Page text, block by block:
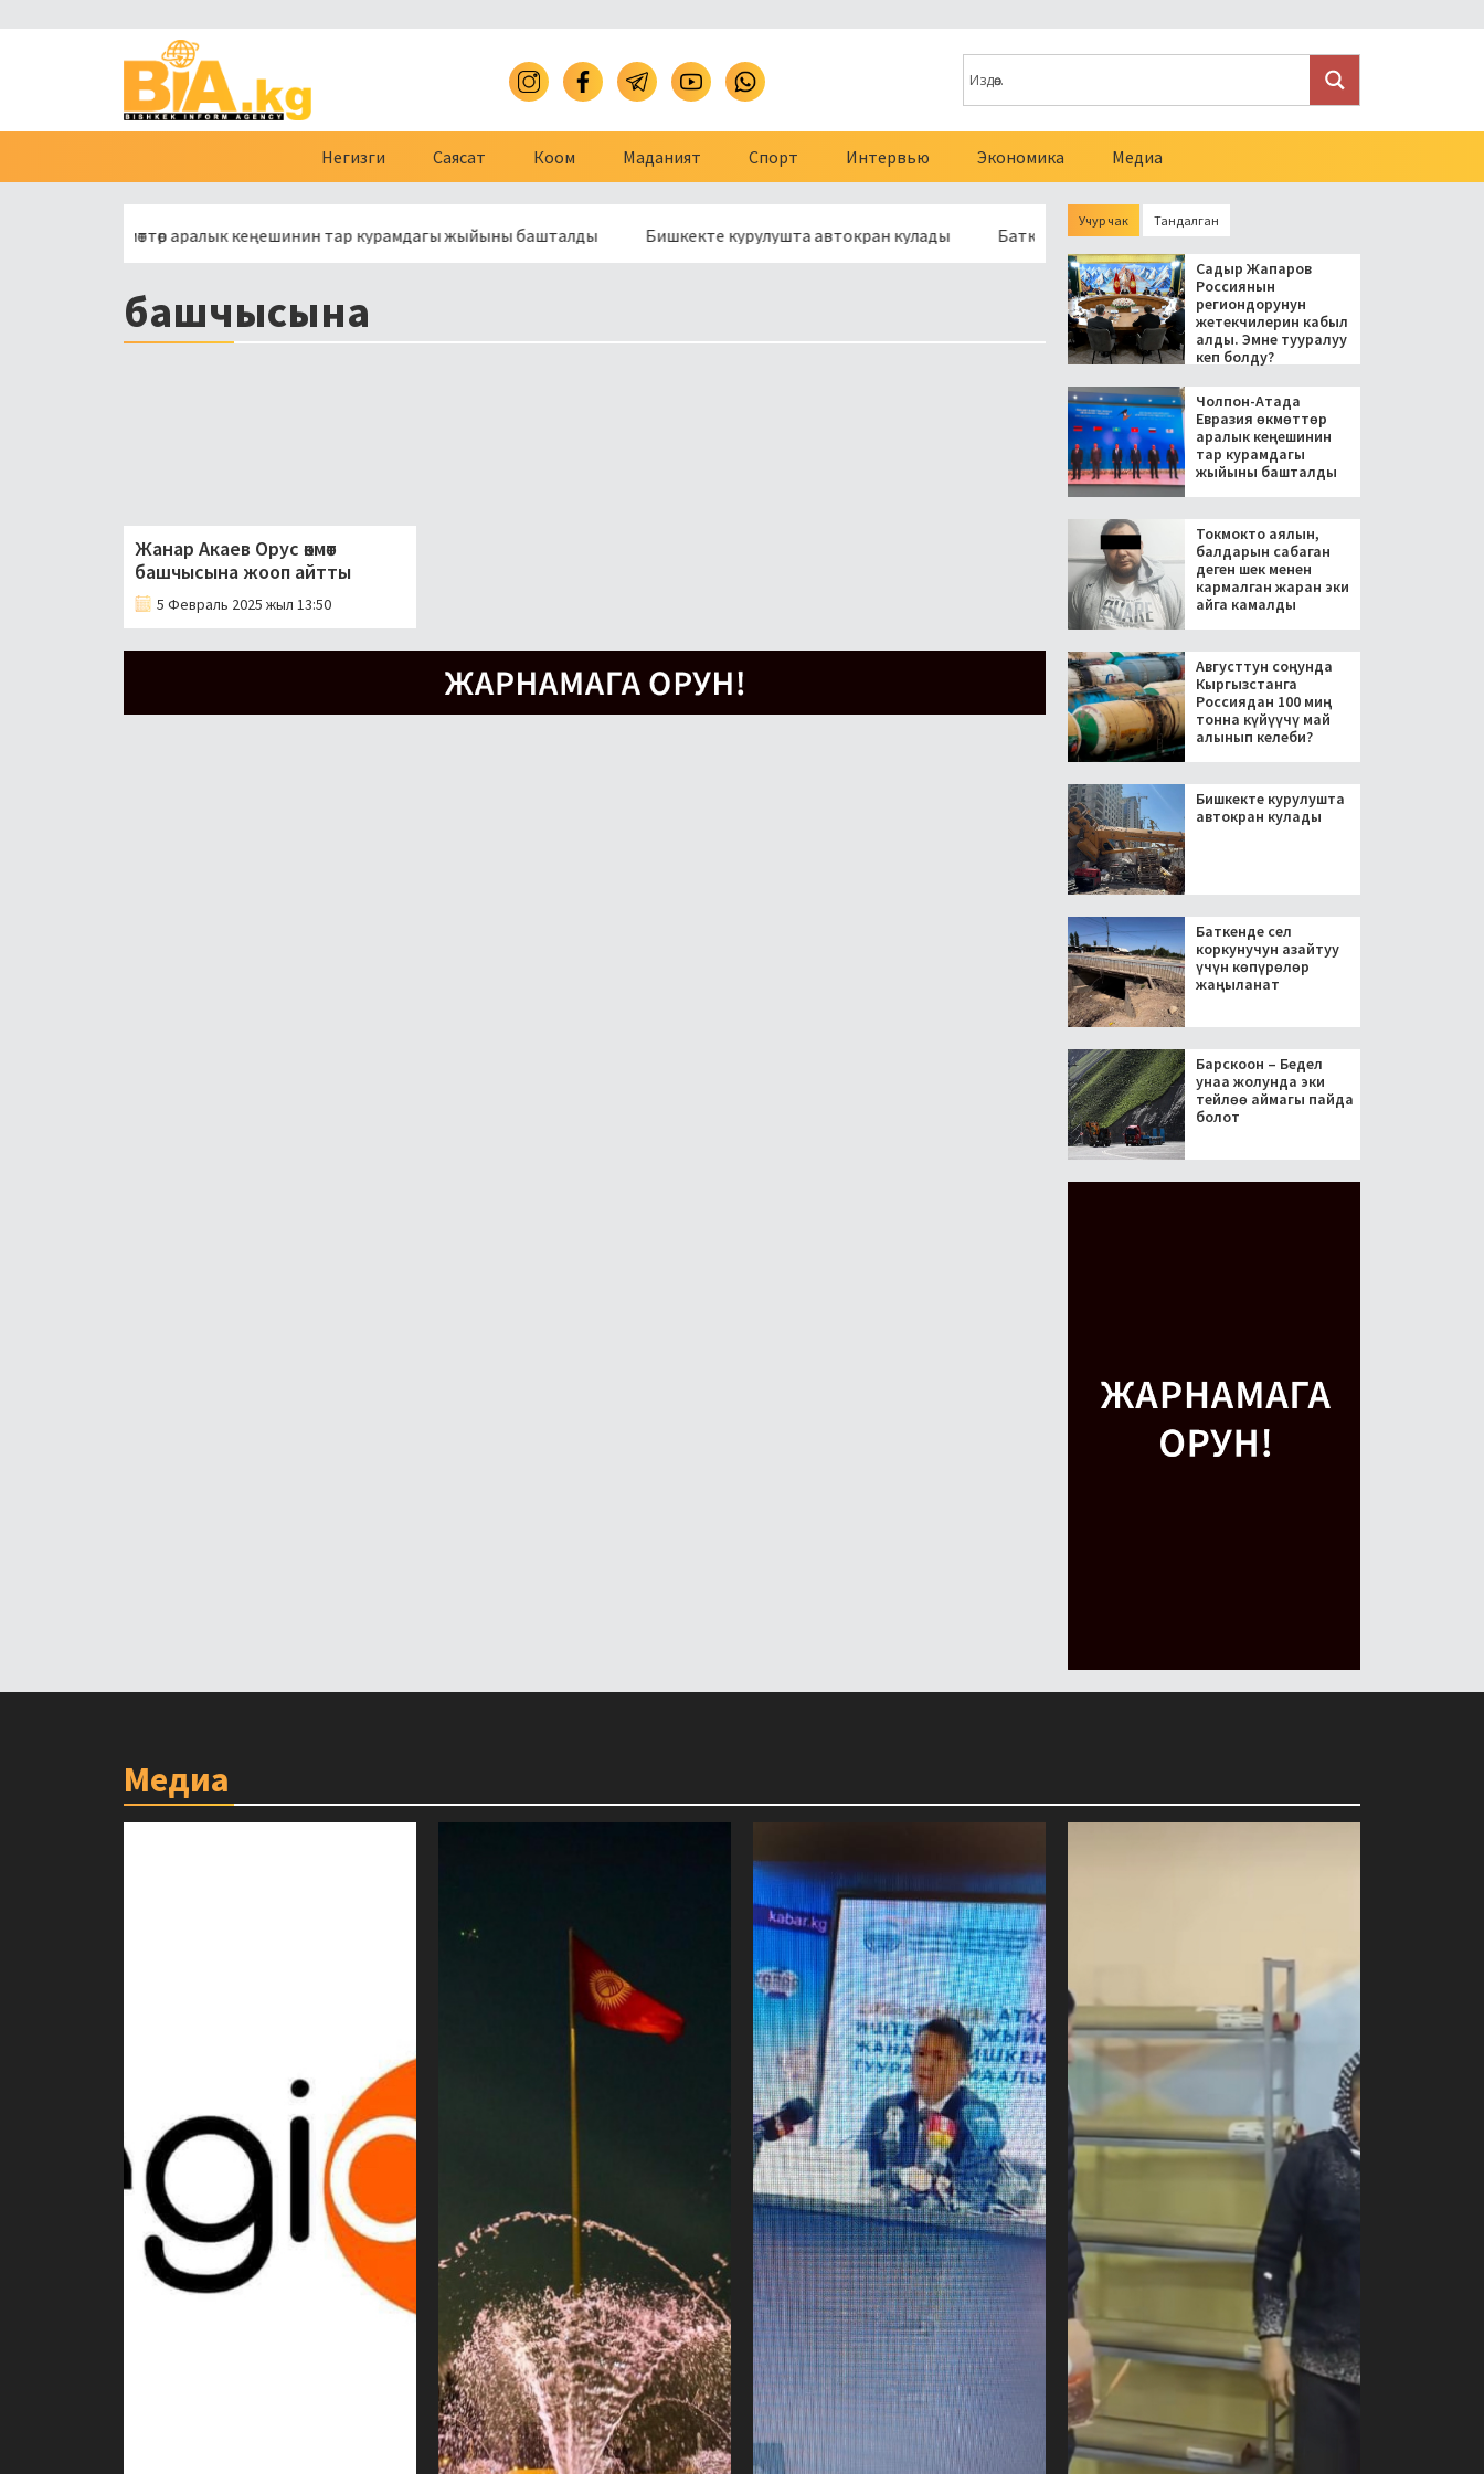
Негизги Саясат Коом Маданият Спорт Интервью Экономика Медиа
өкмөттөр аралык кеңешинин тар курамдагы жыйыны башталды Бишкекте курулушта автокран кулады Баткенде сел коркунучун азайтуу үчүн көпүрөлөр жаңыланат
башчысына
Жанар Акаев Орус өкмөт
башчысына жооп айтты
5 Февраль 2025 жыл 13:50
Учур чак Тандалган
Садыр Жапаров
Россиянын
региондорунун
жетекчилерин кабыл
алды. Эмне тууралуу
кеп болду?
Чолпон-Атада
Евразия өкмөттөр
аралык кеңешинин
тар курамдагы
жыйыны башталды
Токмокто аялын,
балдарын сабаган
деген шек менен
кармалган жаран эки
айга камалды
Августтун соңунда
Кыргызстанга
Россиядан 100 миң
тонна күйүүчү май
алынып келеби?
Бишкекте курулушта
автокран кулады
Баткенде сел
коркунучун азайтуу
үчүн көпүрөлөр
жаңыланат
Барскоон – Бедел
унаа жолунда эки
тейлөө аймагы пайда
болот
Медиа